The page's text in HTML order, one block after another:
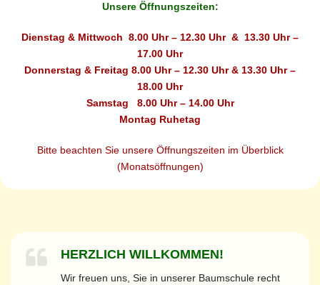
Unsere Öffnungszeiten:
Dienstag & Mittwoch 8.00 Uhr – 12.30 Uhr & 13.30 Uhr –
17.00 Uhr
Donnerstag & Freitag 8.00 Uhr – 12.30 Uhr & 13.30 Uhr –
18.00 Uhr
Samstag 8.00 Uhr – 14.00 Uhr
Montag Ruhetag
Bitte beachten Sie unsere Öffnungszeiten im Überblick
(Monatsöffnungen)
HERZLICH WILLKOMMEN!
Wir freuen uns, Sie in unserer Baumschule recht